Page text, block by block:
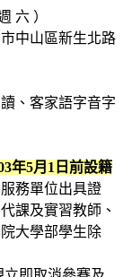
六 ）
中山區新生北路
、客家語字音字
年5月1日前設籍
服務單位出具證
課及實習教師、
大學部學生除